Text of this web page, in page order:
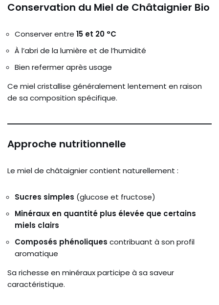
Conservation du Miel de Châtaignier Bio
Conserver entre 15 et 20 °C
À l’abri de la lumière et de l’humidité
Bien refermer après usage
Ce miel cristallise généralement lentement en raison
de sa composition spécifique.
Approche nutritionnelle
Le miel de châtaignier contient naturellement :
Sucres simples (glucose et fructose)
Minéraux en quantité plus élevée que certains
miels clairs
Composés phénoliques contribuant à son profil
aromatique
Sa richesse en minéraux participe à sa saveur
caractéristique.